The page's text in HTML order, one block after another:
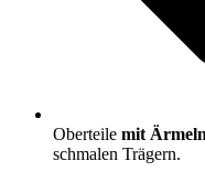
Oberteile mit Ärmeln
schmalen Trägern.